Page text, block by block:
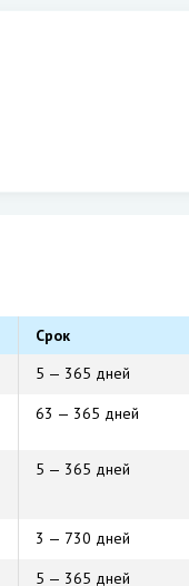
Срок
5 — 365 дней
63 — 365 дней
5 — 365 дней
3 — 730 дней
5 — 365 дней